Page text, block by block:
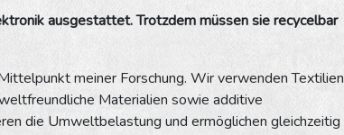
ausgestattet. Trotzdem müssen sie recycelbar
meiner Forschung. Wir verwenden Textilien
Materialien sowie additive
die Umweltbelastung und ermöglichen gleichzeitig